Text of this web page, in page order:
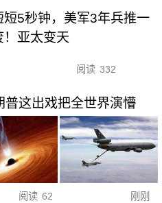
短5秒钟，美军3年兵推一
！亚太变天
阅读 332
普这出戏把全世界演懵
阅读 62 刚刚